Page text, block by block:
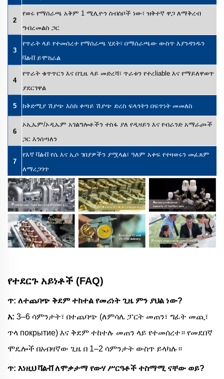
2
የወሩ የማሰራጫ አቅም 1 ሚሊዮን ስብስቦች ነው፣ ዝቅተኛ ዋጋ ለማቅረብ
ግብረመልስ ጋር
3
የጥራት ላይ የተመሰረተ የማሰራጫ ሂደት፣ በማሰራጫው ውስጥ እያንዳንዱን
ቫልቭ ይሞከራል
4
የጥራት ቁጥጥርን እና በጊዜ ላይ መድረሻ፣ ጥራቱን የተረliable እና የማይለዋወጥ
ያደርገዋል
5 ከቅድሚያ ሽያጭ እስከ ቀጣይ ሽያጭ ድረስ ፍላጎትን በፍጥነት መመለስ
6
ኦኢኤም/ኦዲኤም አገልግሎቶችን ተስፋ ያለ የዲዛይን እና የብራንድ አማራጮች
ጋር እንሰጣለን
7
የእኛ ቫልቭ የሴ እና ኢሶ ገበያዎችን ያሟላል፣ ዓለም አቀፍ የተዛወሩን መፈጸም
ለማረጋገጥ
የተደርጉ አይነቶች (FAQ)
ጥ: ለተጨባጭ ቅደም ተከተል የመሪነት ጊዜ ምን ያህል ነው?
አ: 3–6 ሳምንታት፣ በተጨባጭ (ለምሳሌ ፓርት መጠን፣ ግፊት መጪ፣
ጥላ покрытие) እና ቅደም ተከተሉ መጠን ላይ የተመሰረተ። የመደበኛ
ሞዴሎች በአብዛኛው ጊዜ በ 1–2 ሳምንታት ውስጥ ይላካሉ።
ጥ: እነዚህ ቫልቭ ለሞቃታማ የውሃ ሥርዓቶች ተስማሚ ናቸው ወይ?